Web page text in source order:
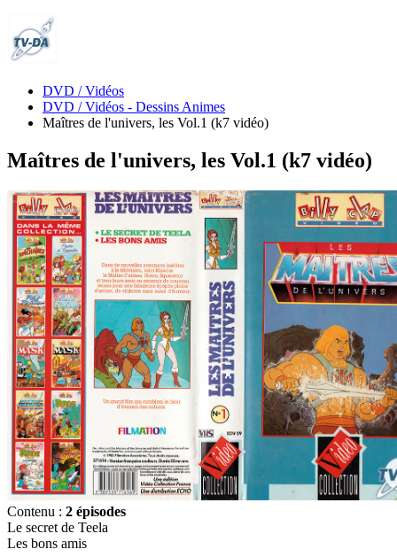
DVD / Vidéos
DVD / Vidéos - Dessins Animes
Maîtres de l'univers, les Vol.1 (k7 vidéo)
Maîtres de l'univers, les Vol.1 (k7 vidéo)
Contenu : 2 épisodes
Le secret de Teela
Les bons amis